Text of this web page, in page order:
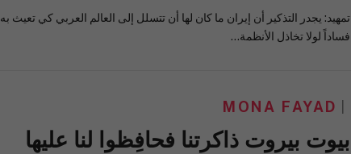
تمهيد: يجدر التذكير أن إيران ما كان لها أن تتسلل إلى العالم العربي كي تعيث به
فساداً لولا تخاذل الأنظمة…
MONA FAYAD
بيوت بيروت ذاكرتنا فحافِظوا لنا عليها